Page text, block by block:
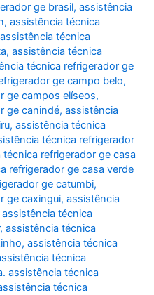
ge brasil,assistência
,assistência técnica
assistência técnica
,assistência técnica
técnica refrigerador ge
ge campo belo,
ge campos elíseos,
ge canindé,assistência
,assistência técnica
técnica refrigerador
técnica refrigerador ge casa
refrigerador ge casa verde
ge catumbi,
ge caxingui,assistência
técnica
,assistência técnica
,assistência técnica
técnica
assistência técnica
técnica